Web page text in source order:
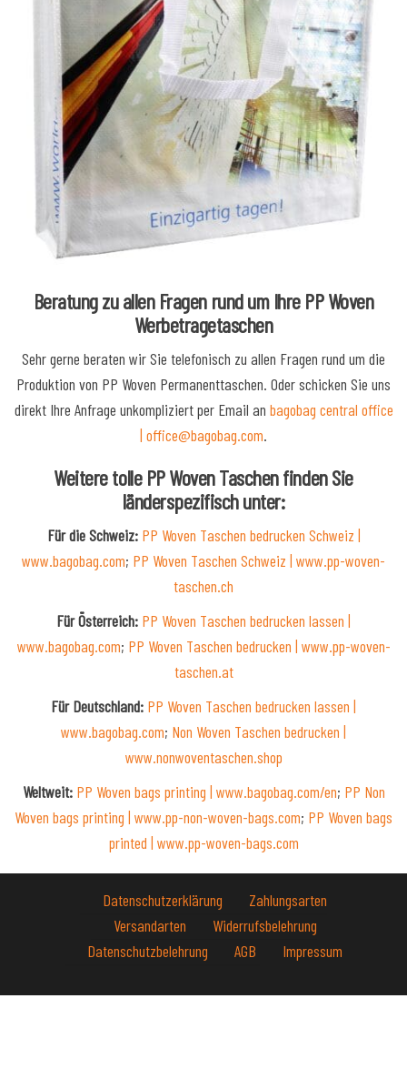
Beratung zu allen Fragen rund um Ihre PP Woven
Werbetragetaschen
Sehr gerne beraten wir Sie telefonisch zu allen Fragen rund um die
Produktion von PP Woven Permanenttaschen. Oder schicken Sie uns
direkt Ihre Anfrage unkompliziert per Email an bagobag central office
| office@bagobag.com.
Weitere tolle PP Woven Taschen finden Sie
länderspezifisch unter:
Für die Schweiz: PP Woven Taschen bedrucken Schweiz |
www.bagobag.com; PP Woven Taschen Schweiz | www.pp-woven-
taschen.ch
Für Österreich: PP Woven Taschen bedrucken lassen |
www.bagobag.com; PP Woven Taschen bedrucken | www.pp-woven-
taschen.at
Für Deutschland: PP Woven Taschen bedrucken lassen |
www.bagobag.com; Non Woven Taschen bedrucken |
www.nonwoventaschen.shop
Weltweit: PP Woven bags printing | www.bagobag.com/en; PP Non
Woven bags printing | www.pp-non-woven-bags.com; PP Woven bags
printed | www.pp-woven-bags.com
Datenschutzerklärung
Zahlungsarten
Versandarten
Widerrufsbelehrung
Datenschutzbelehrung
AGB Impressum